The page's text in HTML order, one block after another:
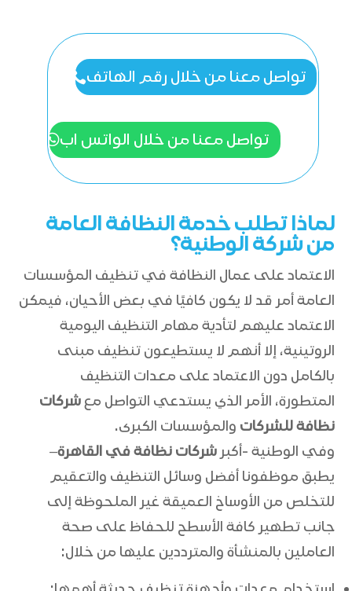
تواصل معنا من خلال رقم الهاتف
تواصل معنا من خلال الواتس اب
لماذا تطلب خدمة النظافة العامة
من شركة الوطنية؟
الاعتماد على عمال النظافة في تنظيف المؤسسات
العامة أمر قد لا يكون كافيًا في بعض الأحيان، فيمكن
الاعتماد عليهم لتأدية مهام التنظيف اليومية
الروتينية، إلا أنهم لا يستطيعون تنظيف مبنى
بالكامل دون الاعتماد على معدات التنظيف
المتطورة، الأمر الذي يستدعي التواصل معشركات
نظافة للشركات والمؤسسات الكبرى.
وفي الوطنية -أكبرشركات نظافة في القاهرة–
يطبق موظفونا أفضل وسائل التنظيف والتعقيم
للتخلص من الأوساخ العميقة غير الملحوظة إلى
جانب تطهير كافة الأسطح للحفاظ على صحة
العاملين بالمنشأة والمترددين عليها من خلال: